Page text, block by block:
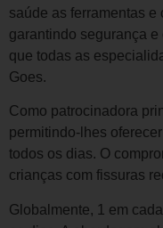
saúde as ferramentas
garantindo segurança
que todas as
Goes.
Como patrocinadora
permitindo-lhes
todos os dias. O
crianças com fissuras
Globalmente, 1 em